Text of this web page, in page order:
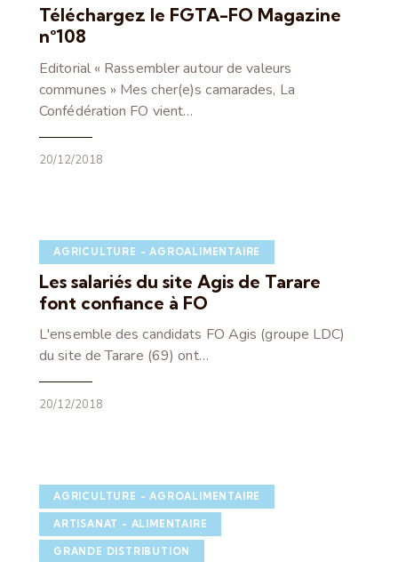
Téléchargez le FGTA-FO Magazine
n°108
Editorial « Rassembler autour de valeurs
communes » Mes cher(e)s camarades, La
Confédération FO vient…
20/12/2018
AGRICULTURE - AGROALIMENTAIRE
Les salariés du site Agis de Tarare
font confiance à FO
L'ensemble des candidats FO Agis (groupe LDC)
du site de Tarare (69) ont…
20/12/2018
AGRICULTURE - AGROALIMENTAIRE
ARTISANAT - ALIMENTAIRE
GRANDE DISTRIBUTION